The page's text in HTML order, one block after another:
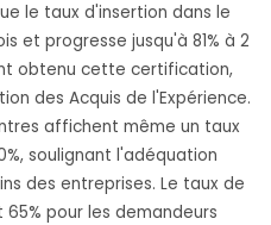
le taux d'insertion dans le
et progresse jusqu'à 81% à 2
obtenu cette certification,
des Acquis de l'Expérience.
affichent même un taux
soulignant l'adéquation
des entreprises. Le taux de
pour les demandeurs